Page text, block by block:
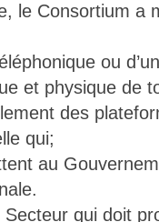
le Consortium a
ou
et physique de
des
qui;
au
qui doit